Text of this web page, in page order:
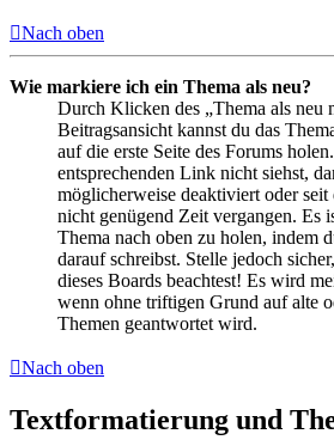
Nach oben
Wie markiere ich ein Thema als neu?
Durch Klicken des „Thema als neu
Beitragsansicht kannst du das
auf die erste Seite des Forums
entsprechenden Link nicht siehst,
möglicherweise deaktiviert oder
nicht genügend Zeit vergangen. Es
Thema nach oben zu holen, indem
darauf schreibst. Stelle jedoch
dieses Boards beachtest! Es wird
wenn ohne triftigen Grund auf alte
Themen geantwortet wird.
Nach oben
Textformatierung und